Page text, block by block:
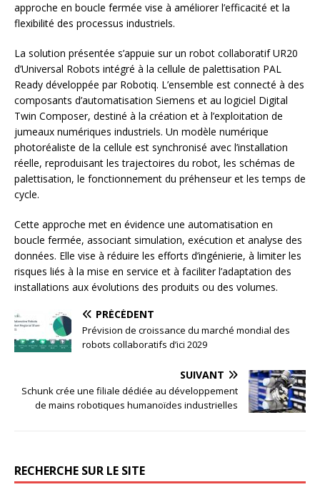
approche en boucle fermée vise à améliorer l’efficacité et la
flexibilité des processus industriels.
La solution présentée s’appuie sur un robot collaboratif UR20
d’Universal Robots intégré à la cellule de palettisation PAL
Ready développée par Robotiq. L’ensemble est connecté à des
composants d’automatisation Siemens et au logiciel Digital
Twin Composer, destiné à la création et à l’exploitation de
jumeaux numériques industriels. Un modèle numérique
photoréaliste de la cellule est synchronisé avec l’installation
réelle, reproduisant les trajectoires du robot, les schémas de
palettisation, le fonctionnement du préhenseur et les temps de
cycle.
Cette approche met en évidence une automatisation en
boucle fermée, associant simulation, exécution et analyse des
données. Elle vise à réduire les efforts d’ingénierie, à limiter les
risques liés à la mise en service et à faciliter l’adaptation des
installations aux évolutions des produits ou des volumes.
PRÉCÉDENT
Prévision de croissance du marché mondial des
robots collaboratifs d’ici 2029
SUIVANT
Schunk crée une filiale dédiée au développement
de mains robotiques humanoïdes industrielles
RECHERCHE SUR LE SITE